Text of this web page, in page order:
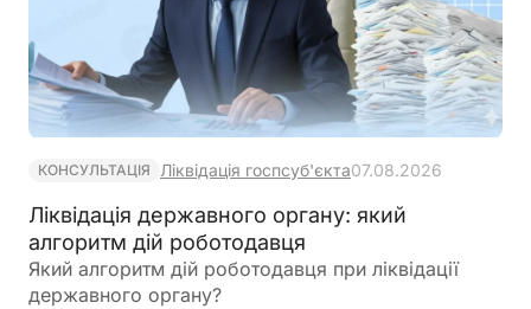
КОНСУЛЬТАЦІЯ Ліквідація госпсуб'єкта07.08.2026
Ліквідація державного органу: який
алгоритм дій роботодавця
Який алгоритм дій роботодавця при ліквідації
державного органу?